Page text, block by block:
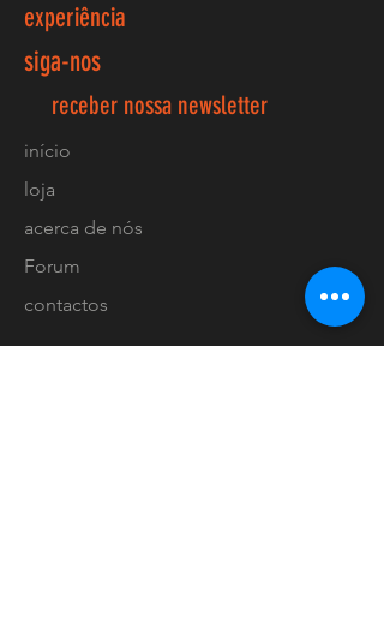
experiência
siga-nos
receber nossa newsletter
início
loja
acerca de nós
Forum
contactos